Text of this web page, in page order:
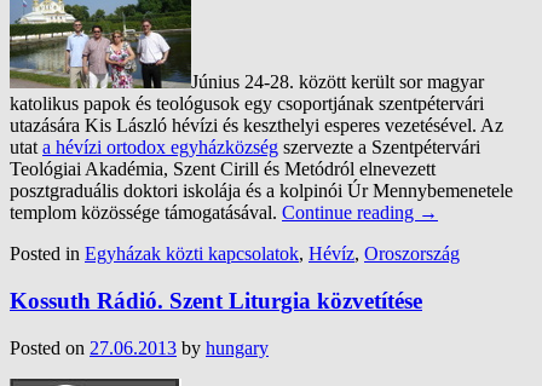
Június 24-28. között került sor magyar
katolikus papok és teológusok egy csoportjának szentpétervári
utazására Kis László hévízi és keszthelyi esperes vezetésével. Az
utat a hévízi ortodox egyházközség szervezte a Szentpétervári
Teológiai Akadémia, Szent Cirill és Metódról elnevezett
posztgraduális doktori iskolája és a kolpinói Úr Mennybemenetele
templom közössége támogatásával. Continue reading →
Posted in Egyházak közti kapcsolatok, Hévíz, Oroszország
Kossuth Rádió. Szent Liturgia közvetítése
Posted on 27.06.2013 by hungary